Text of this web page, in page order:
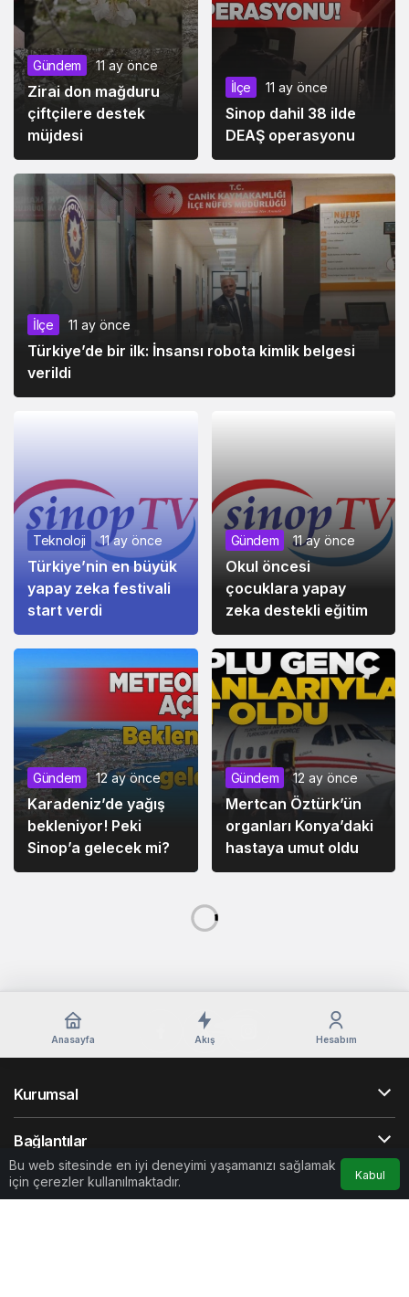
Gündem 11 ay önce
Zirai don mağduru
çiftçilere destek
müjdesi
İlçe 11 ay önce
Sinop dahil 38 ilde
DEAŞ operasyonu
İlçe 11 ay önce
Türkiye’de bir ilk: İnsansı robota kimlik belgesi
verildi
Teknoloji 11 ay önce
Türkiye’nin en büyük
yapay zeka festivali
start verdi
Gündem 11 ay önce
Okul öncesi
çocuklara yapay
zeka destekli eğitim
Gündem 12 ay önce
Karadeniz’de yağış
bekleniyor! Peki
Sinop’a gelecek mi?
Gündem 12 ay önce
Mertcan Öztürk’ün
organları Konya’daki
hastaya umut oldu
Gündem
İlçe 12 ay önce
Bu web sitesinde en iyi deneyimi yaşamanızı sağlamak
için çerezler kullanılmaktadır.
Kabul